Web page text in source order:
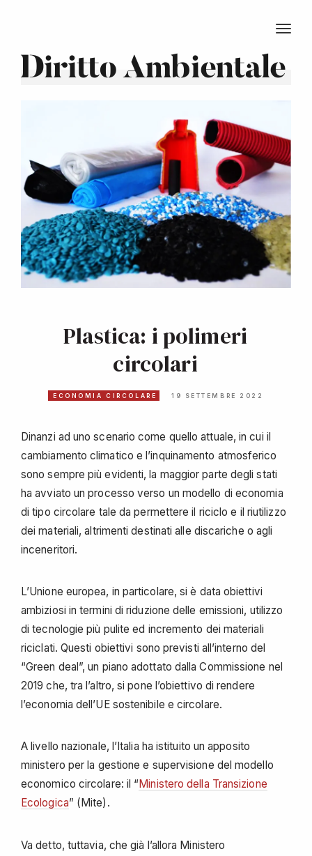
Diritto Ambientale
Plastica: i polimeri
circolari
ECONOMIA CIRCOLARE 19 SETTEMBRE 2022
Dinanzi ad uno scenario come quello attuale, in cui il
cambiamento climatico e l’inquinamento atmosferico
sono sempre più evidenti, la maggior parte degli stati
ha avviato un processo verso un modello di economia
di tipo circolare tale da permettere il riciclo e il riutilizzo
dei materiali, altrimenti destinati alle discariche o agli
inceneritori.
L’Unione europea, in particolare, si è data obiettivi
ambiziosi in termini di riduzione delle emissioni, utilizzo
di tecnologie più pulite ed incremento dei materiali
riciclati. Questi obiettivi sono previsti all’interno del
“Green deal”, un piano adottato dalla Commissione nel
2019 che, tra l’altro, si pone l’obiettivo di rendere
l’economia dell’UE sostenibile e circolare.
A livello nazionale, l’Italia ha istituito un apposito
ministero per la gestione e supervisione del modello
economico circolare: il “ Ministero della Transizione
Ecologica” (Mite).
Va detto, tuttavia, che già l’allora Ministero